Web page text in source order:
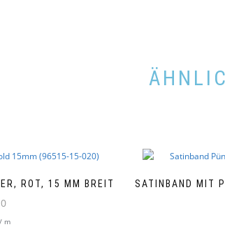
ROT, 15 MM BREIT
/ m
SATINBAND MIT